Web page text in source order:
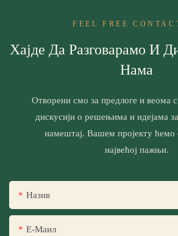
FEEL FREE
Хајде Да Разговарамо И
Нама
Отворени смо за предлоге и веома
дискусији о решењима и идејама
намештај. Вашем пројекту ћемо
највећој пажњи.
Назив
Е-Маил